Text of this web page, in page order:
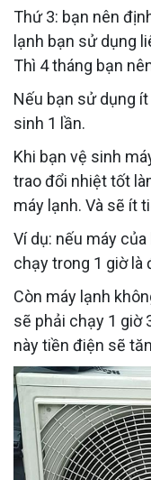
Thứ 3: bạn nên
lạnh bạn sử dụng
Thì 4 tháng bạn
Nếu bạn sử dụng
sinh 1 lần.
Khi bạn vệ sinh
trao đổi nhiệt tốt
máy lạnh. Và sẽ ít
Ví dụ: nếu máy
chạy trong 1 giờ là
Còn máy lạnh
sẽ phải chạy 1 giờ
này tiền điện sẽ